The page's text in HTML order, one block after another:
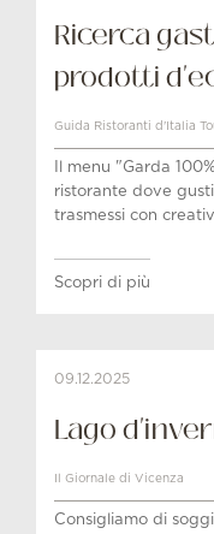
Ricerca
prodotti
Guida Ristoranti d'Italia
Il menu "Garda
ristorante dove
trasmessi con
Scopri di più
09.12.2025
Lago
Il Giornale di Vicenza
Consigliamo di